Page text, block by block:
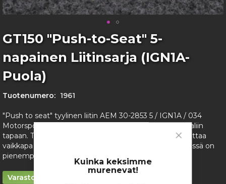
Close
Kuinka keksimme
murenevat!
Skip
to
the
beginning
of
images
GT150 "Push-to-Seat" 5-
napainen Liitinsarja (IGN1A-
Puola)
Tuotenumero: 1961
"Push to seat" tyylinen liitin AEM 30-2853 5 / IGN1A / 034
Motorsport puolille, eli tähän menee pinni ihan normaaliin
tapaan. Tässä on myös pieni boottiperä, eli onnistuu laittaa
vaikkapa liitinkumi perään! (3-napainen sopii ihan ok, tässä on
pienempi runko)
Varastossa